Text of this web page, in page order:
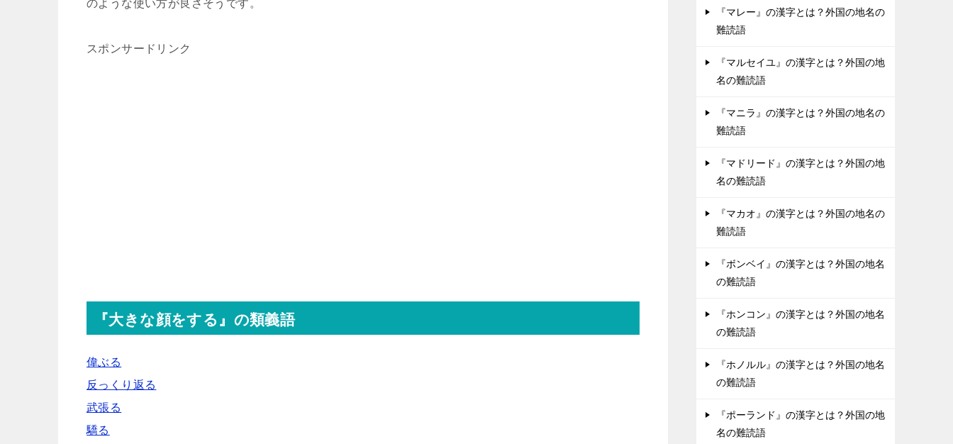
のような使い方が良さそうです。
スポンサードリンク
『大きな顔をする』の類義語
偉ぶる
反っくり返る
武張る
驕る
『マレー』の漢字とは？外国の地名の
難読語
『マルセイユ』の漢字とは？外国の地
名の難読語
『マニラ』の漢字とは？外国の地名の
難読語
『マドリード』の漢字とは？外国の地
名の難読語
『マカオ』の漢字とは？外国の地名の
難読語
『ボンベイ』の漢字とは？外国の地名
の難読語
『ホンコン』の漢字とは？外国の地名
の難読語
『ホノルル』の漢字とは？外国の地名
の難読語
『ポーランド』の漢字とは？外国の地
名の難読語